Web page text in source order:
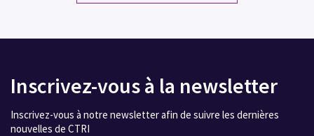
Inscrivez-vous à la newsletter
Inscrivez-vous à notre newsletter afin de suivre les dernières
nouvelles de CTRI